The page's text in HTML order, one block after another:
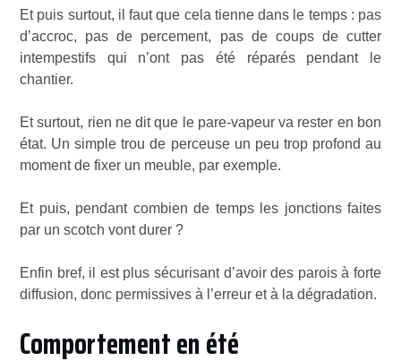
Et puis surtout, il faut que cela tienne dans le temps : pas
d’accroc, pas de percement, pas de coups de cutter
intempestifs qui n’ont pas été réparés pendant le
chantier.
Et surtout, rien ne dit que le pare-vapeur va rester en bon
état. Un simple trou de perceuse un peu trop profond au
moment de fixer un meuble, par exemple.
Et puis, pendant combien de temps les jonctions faites
par un scotch vont durer ?
Enfin bref, il est plus sécurisant d’avoir des parois à forte
diffusion, donc permissives à l’erreur et à la dégradation.
Comportement en été